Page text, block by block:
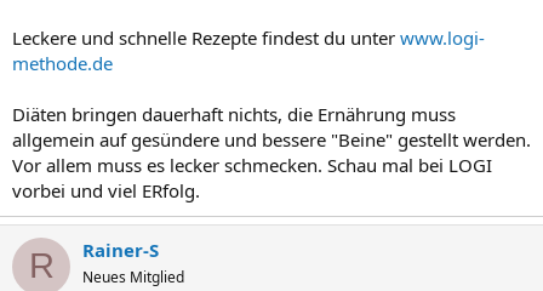
Leckere und schnelle Rezepte findest du unter www.logi-
methode.de
Diäten bringen dauerhaft nichts, die Ernährung muss
allgemein auf gesündere und bessere "Beine" gestellt werden.
Vor allem muss es lecker schmecken. Schau mal bei LOGI
vorbei und viel ERfolg.
R Rainer-S
Neues Mitglied